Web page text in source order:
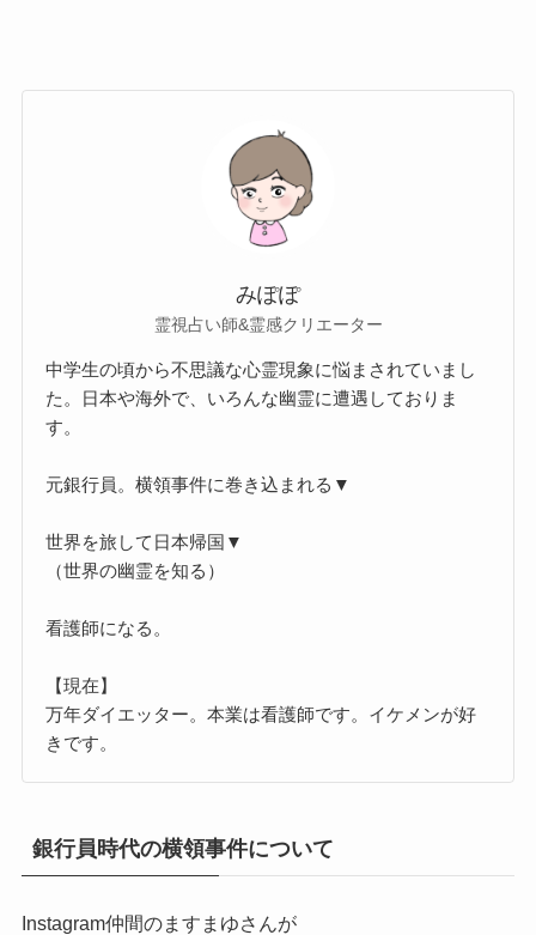
みぽぽ
霊視占い師&霊感クリエーター
中学生の頃から不思議な心霊現象に悩まされていまし
た。日本や海外で、いろんな幽霊に遭遇しておりま
す。
元銀行員。横領事件に巻き込まれる▼
世界を旅して日本帰国▼
（世界の幽霊を知る）
看護師になる。
【現在】
万年ダイエッター。本業は看護師です。イケメンが好
きです。
銀行員時代の横領事件について
Instagram仲間のますまゆさんが